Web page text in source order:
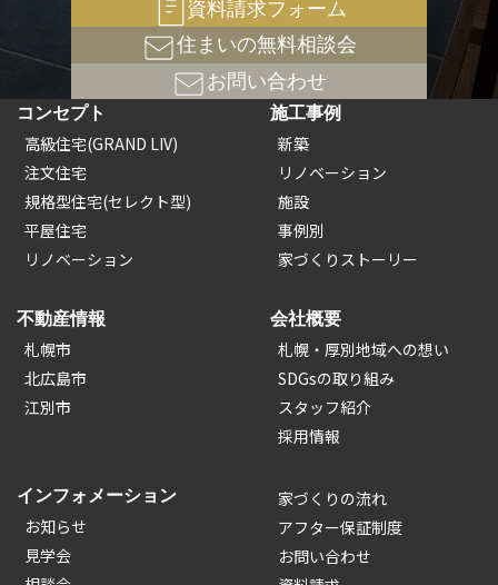
資料請求フォーム
住まいの無料相談会
お問い合わせ
コンセプト
高級住宅(GRAND LIV)
注文住宅
規格型住宅(セレクト型)
平屋住宅
リノベーション
施工事例
新築
リノベーション
施設
事例別
家づくりストーリー
不動産情報
札幌市
北広島市
江別市
会社概要
札幌・厚別地域への想い
SDGsの取り組み
スタッフ紹介
採用情報
インフォメーション
お知らせ
見学会
家づくりの流れ
アフター保証制度
お問い合わせ